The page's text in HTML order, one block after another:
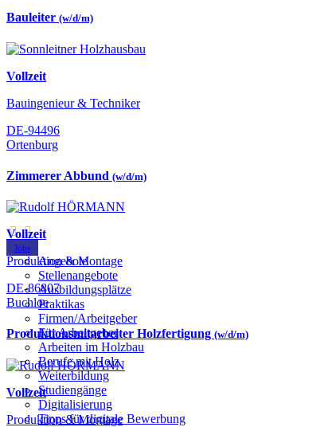
Jobs
Angebote
Stellenangebote
Ausbildungsplätze
Praktikas
Firmen/Arbeitgeber
Für Arbeitgeber
Arbeiten im Holzbau
Berufe mit Holz
Weiterbildung
Studiengänge
Digitalisierung
Tipps für digitale Bewerbung
Bauleiter (w/d/m)
Vollzeit
Bauingenieur & Techniker
DE-94496
Ortenburg
Zimmerer Abbund (w/d/m)
Vollzeit
Produktion & Montage
DE-86807
Buchloe
Produktionsmitarbeiter Holzfertigung (w/d/m)
Vollzeit
Produktion & Montage